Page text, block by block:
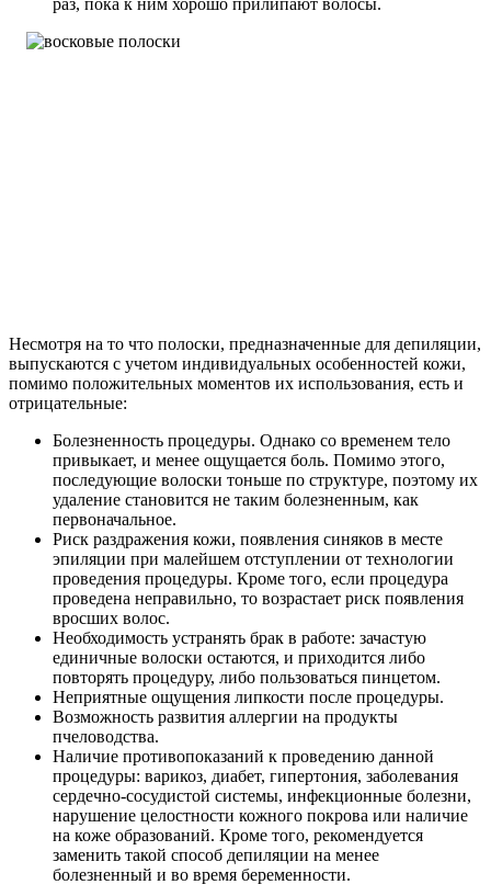
раз, пока к ним хорошо прилипают волосы.
Несмотря на то что полоски, предназначенные для депиляции,
выпускаются с учетом индивидуальных особенностей кожи,
помимо положительных моментов их использования, есть и
отрицательные:
Болезненность процедуры. Однако со временем тело
привыкает, и менее ощущается боль. Помимо этого,
последующие волоски тоньше по структуре, поэтому их
удаление становится не таким болезненным, как
первоначальное.
Риск раздражения кожи, появления синяков в месте
эпиляции при малейшем отступлении от технологии
проведения процедуры. Кроме того, если процедура
проведена неправильно, то возрастает риск появления
вросших волос.
Необходимость устранять брак в работе: зачастую
единичные волоски остаются, и приходится либо
повторять процедуру, либо пользоваться пинцетом.
Неприятные ощущения липкости после процедуры.
Возможность развития аллергии на продукты
пчеловодства.
Наличие противопоказаний к проведению данной
процедуры: варикоз, диабет, гипертония, заболевания
сердечно-сосудистой системы, инфекционные болезни,
нарушение целостности кожного покрова или наличие
на коже образований. Кроме того, рекомендуется
заменить такой способ депиляции на менее
болезненный и во время беременности.